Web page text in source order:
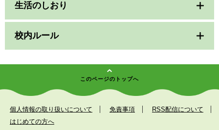
生活のしおり
校内ルール
このページのトップへ
個人情報の取り扱いについて 免責事項
RSS配信について
はじめての方へ